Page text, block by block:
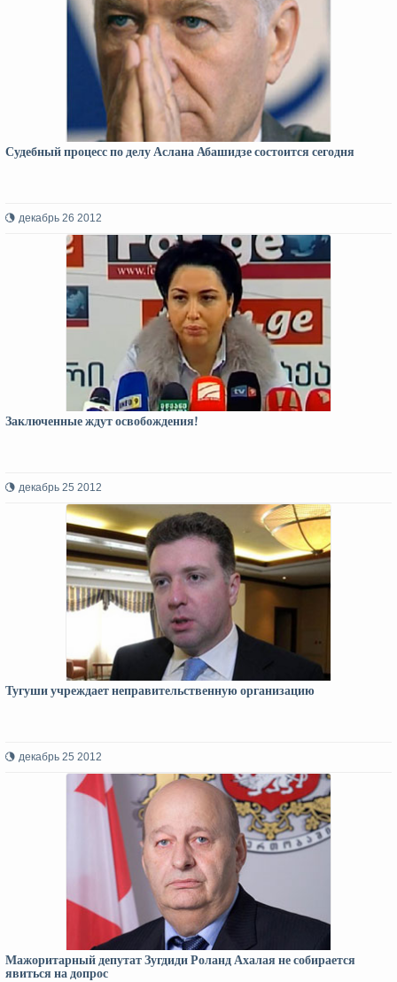
Судебный процесс по делу Аслана Абашидзе состоится сегодня
декабрь 26 2012
Заключенные ждут освобождения!
декабрь 25 2012
Тугуши учреждает неправительственную организацию
декабрь 25 2012
Мажоритарный депутат Зугдиди Роланд Ахалая не собирается
явиться на допрос